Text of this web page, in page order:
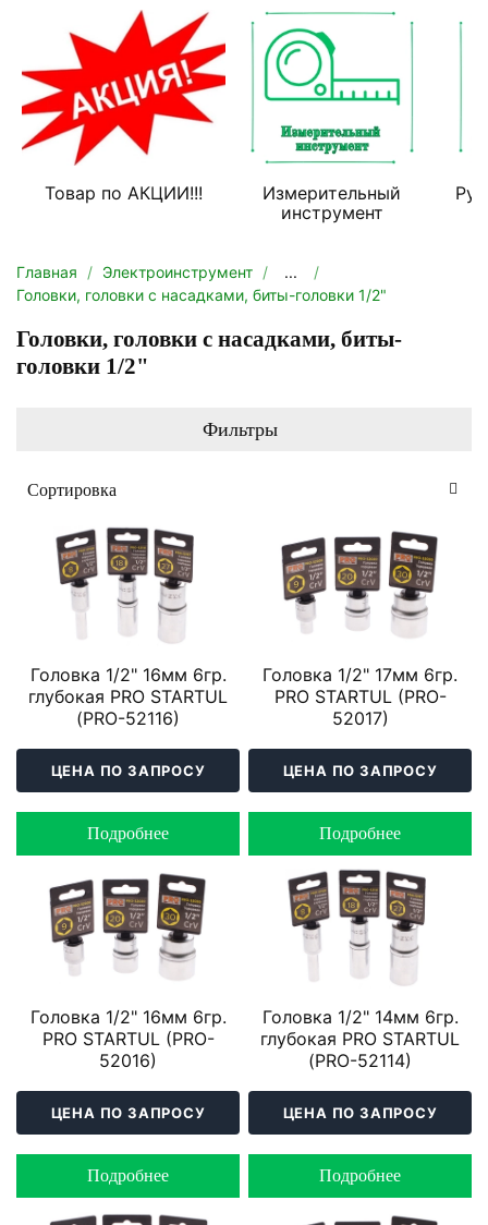
Товар по АКЦИИ!!!
Измерительный
инструмент
Главная Электроинструмент
...
Головки, головки с насадками, биты-головки 1/2"
Головки, головки с насадками, биты-
головки 1/2"
Фильтры
Головка 1/2" 16мм 6гр.
глубокая PRO STARTUL
(PRO-52116)
ЦЕНА ПО ЗАПРОСУ
Подробнее
Головка 1/2" 17мм 6гр.
PRO STARTUL (PRO-
52017)
ЦЕНА ПО ЗАПРОСУ
Подробнее
Головка 1/2" 16мм 6гр.
PRO STARTUL (PRO-
52016)
ЦЕНА ПО ЗАПРОСУ
Подробнее
Головка 1/2" 14мм 6гр.
глубокая PRO STARTUL
(PRO-52114)
ЦЕНА ПО ЗАПРОСУ
Подробнее